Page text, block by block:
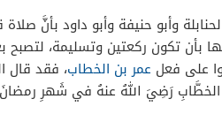
وأبو حنيفة وأبو داود بأنَّ
تكون ركعتين وتسليمة، لتصبح
على فعل عمر بن الخطاب، فقد قال
الخطَّابِ رَضِيَ اللهُ عنهُ في شَهرِ رمضانَ